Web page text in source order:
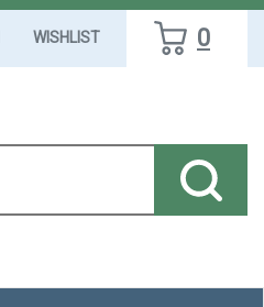
WISHLIST 0